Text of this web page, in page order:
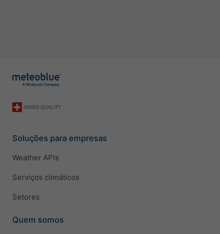
Soluções para empresas
Weather APIs
Serviços climáticos
Setores
Quem somos